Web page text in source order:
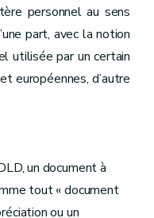
personnel au sens
part, avec la notion
utilisée par un certain
européennes, d’autre
un document à
tout « document
ou un